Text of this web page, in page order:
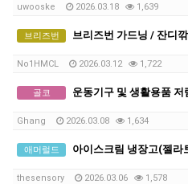
uwooske 2026.03.18 1,639
브리즈번 브리즈번 가드닝 / 잔디깎기
No1HMCL 2026.03.12 1,722
골코 운동기구 및 생활용품
Ghang 2026.03.08 1,634
애머럴드 아이스크림 냉장고(젤라
thesensory 2026.03.06 1,578